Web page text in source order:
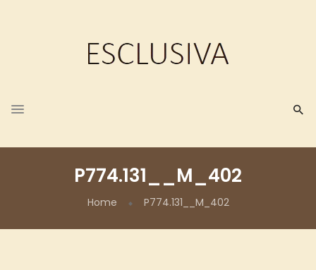
P774.131__M_402
Home P774.131__M_402